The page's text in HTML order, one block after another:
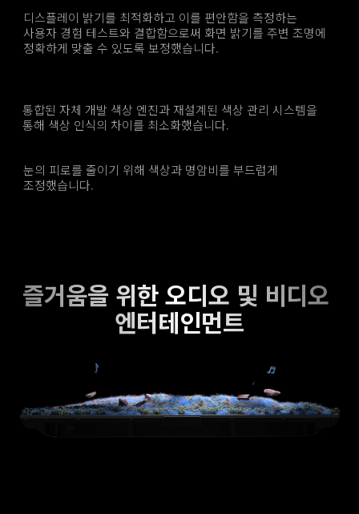
디스플레이 밝기를 최적화하고 이를 편안함을 측정하는
사용자 경험 테스트와 결합함으로써 화면 밝기를 주변 조명에
정확하게 맞출 수 있도록 보정했습니다.
통합된 자체 개발 색상 엔진과 재설계된 색상 관리 시스템을
통해 색상 인식의 차이를 최소화했습니다.
눈의 피로를 줄이기 위해 색상과 명암비를 부드럽게
조정했습니다.
즐거움을 위한 오디오 및 비디오
엔터테인먼트